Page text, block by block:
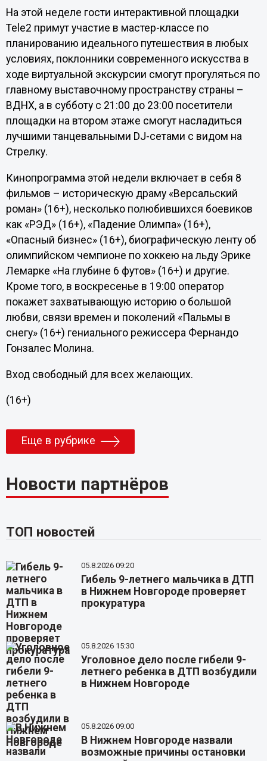
На этой неделе гости интерактивной площадки
Tele2 примут участие в мастер-классе по
планированию идеального путешествия в любых
условиях, поклонники современного искусства в
ходе виртуальной экскурсии смогут прогуляться по
главному выставочному пространству страны –
ВДНХ, а в субботу с 21:00 до 23:00 посетители
площадки на втором этаже смогут насладиться
лучшими танцевальными DJ-сетами с видом на
Стрелку.
Кинопрограмма этой недели включает в себя 8
фильмов – историческую драму «Версальский
роман» (16+), несколько полюбившихся боевиков
как «РЭД» (16+), «Падение Олимпа» (16+),
«Опасный бизнес» (16+), биографическую ленту об
олимпийском чемпионе по хоккею на льду Эрике
Лемарке «На глубине 6 футов» (16+) и другие.
Кроме того, в воскресенье в 19:00 оператор
покажет захватывающую историю о большой
любви, связи времен и поколений «Пальмы в
снегу» (16+) гениального режиссера Фернандо
Гонзалес Молина.
Вход свободный для всех желающих.
(16+)
Еще в рубрике
Новости партнёров
ТОП новостей
05.8.2026 09:20
Гибель 9-летнего мальчика в ДТП
в Нижнем Новгороде проверяет
прокуратура
05.8.2026 15:30
Уголовное дело после гибели 9-
летнего ребенка в ДТП возбудили
в Нижнем Новгороде
05.8.2026 09:00
В Нижнем Новгороде назвали
возможные причины остановки